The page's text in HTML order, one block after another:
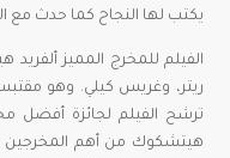
يكتب لها النجاح كما حدث مع
الفيلم للمخرج المميز
ريتر، وغريس كيلي. وهو
ترشح الفيلم لجائزة أفضل
هيتشكوك من أهم المخرجين